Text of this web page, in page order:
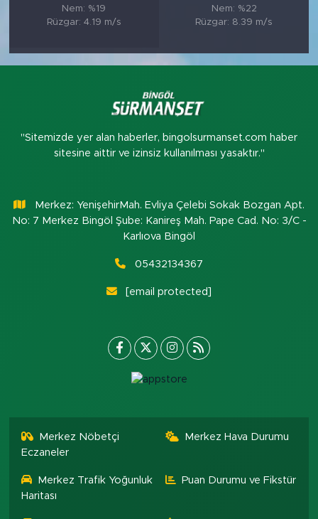
Nem: %19
Rüzgar: 4.19 m/s
Nem: %22
Rüzgar: 8.39 m/s
"Sitemizde yer alan haberler, bingolsurmanset.com haber
sitesine aittir ve izinsiz kullanılması yasaktır."
Merkez: YenişehirMah. Evliya Çelebi Sokak Bozgan Apt.
No: 7 Merkez Bingöl Şube: Kanireş Mah. Pape Cad. No: 3/C -
Karlıova Bingöl
05432134367
[email protected]
Merkez Nöbetçi
Eczaneler
Merkez Hava Durumu
Merkez Trafik Yoğunluk
Haritası
Puan Durumu ve Fikstür